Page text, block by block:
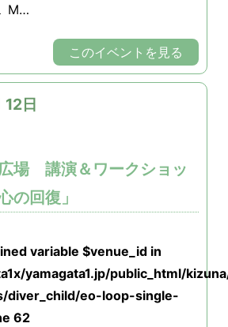
M…
このイベントを見る
12日
場 講演＆ワークショッ
の回復」
variable $venue_id in
yamagata1.jp/public_html/
diver_child/eo-loop-single-
62